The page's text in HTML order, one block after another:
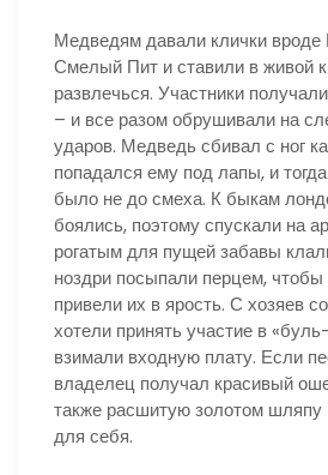
Медведям давали клички вроде
Смелый Пит и ставили в живой
развлечься. Участники
– и все разом обрушивали на
ударов. Медведь сбивал с ног
попадался ему под лапы, и
было не до смеха. К быкам
боялись, поэтому спускали на
рогатым для пущей забавы
ноздри посыпали перцем,
привели их в ярость. С хозяев
хотели принять участие в
взимали входную плату. Если
владелец получал красивый
также расшитую золотом
для себя.